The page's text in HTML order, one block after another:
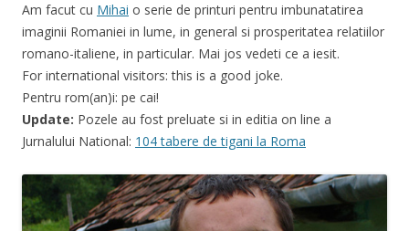
Am facut cu Mihai o serie de printuri pentru imbunatatirea
imaginii Romaniei in lume, in general si prosperitatea relatiilor
romano-italiene, in particular. Mai jos vedeti ce a iesit.
For international visitors: this is a good joke.
Pentru rom(an)i: pe cai!
Update: Pozele au fost preluate si in editia on line a
Jurnalului National: 104 tabere de tigani la Roma